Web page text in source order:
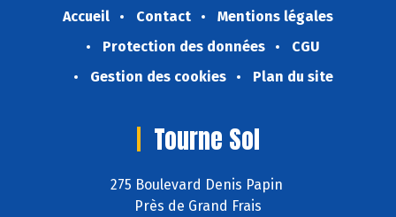
Accueil Contact
Mentions légales
Protection des données
CGU
Gestion des cookies
Plan du site
Tourne Sol
275 Boulevard Denis Papin
Près de Grand Frais